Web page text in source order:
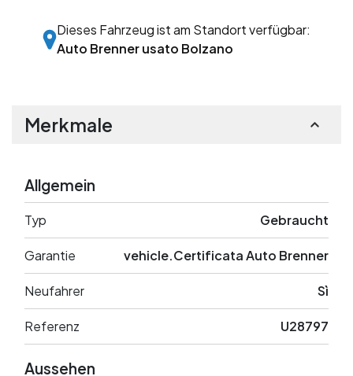
Dieses Fahrzeug ist am Standort verfügbar:
Auto Brenner usato Bolzano
Merkmale
Allgemein
Typ Gebraucht
Garantie vehicle.Certificata Auto Brenner
Neufahrer Sì
Referenz U28797
Aussehen